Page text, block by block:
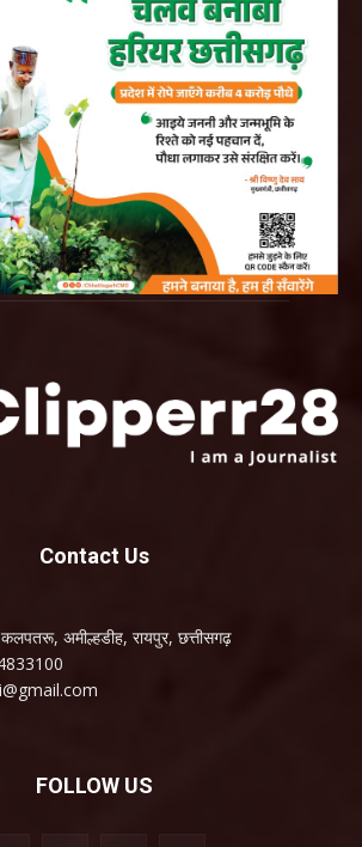
Contact Us
अमील्हडीह, रायपुर, छत्तीसगढ़
FOLLOW US